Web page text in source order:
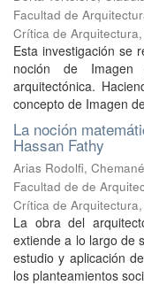
Facultad de
Crítica de Arquitectura,
Esta investigación se
noción de
arquitectónica.
concepto de Imagen
La noción
Hassan Fathy
Arias Rodolfi,
Facultad de de
Crítica de Arquitectura,
La obra del
extiende a lo largo de
estudio y aplicación
los planteamientos